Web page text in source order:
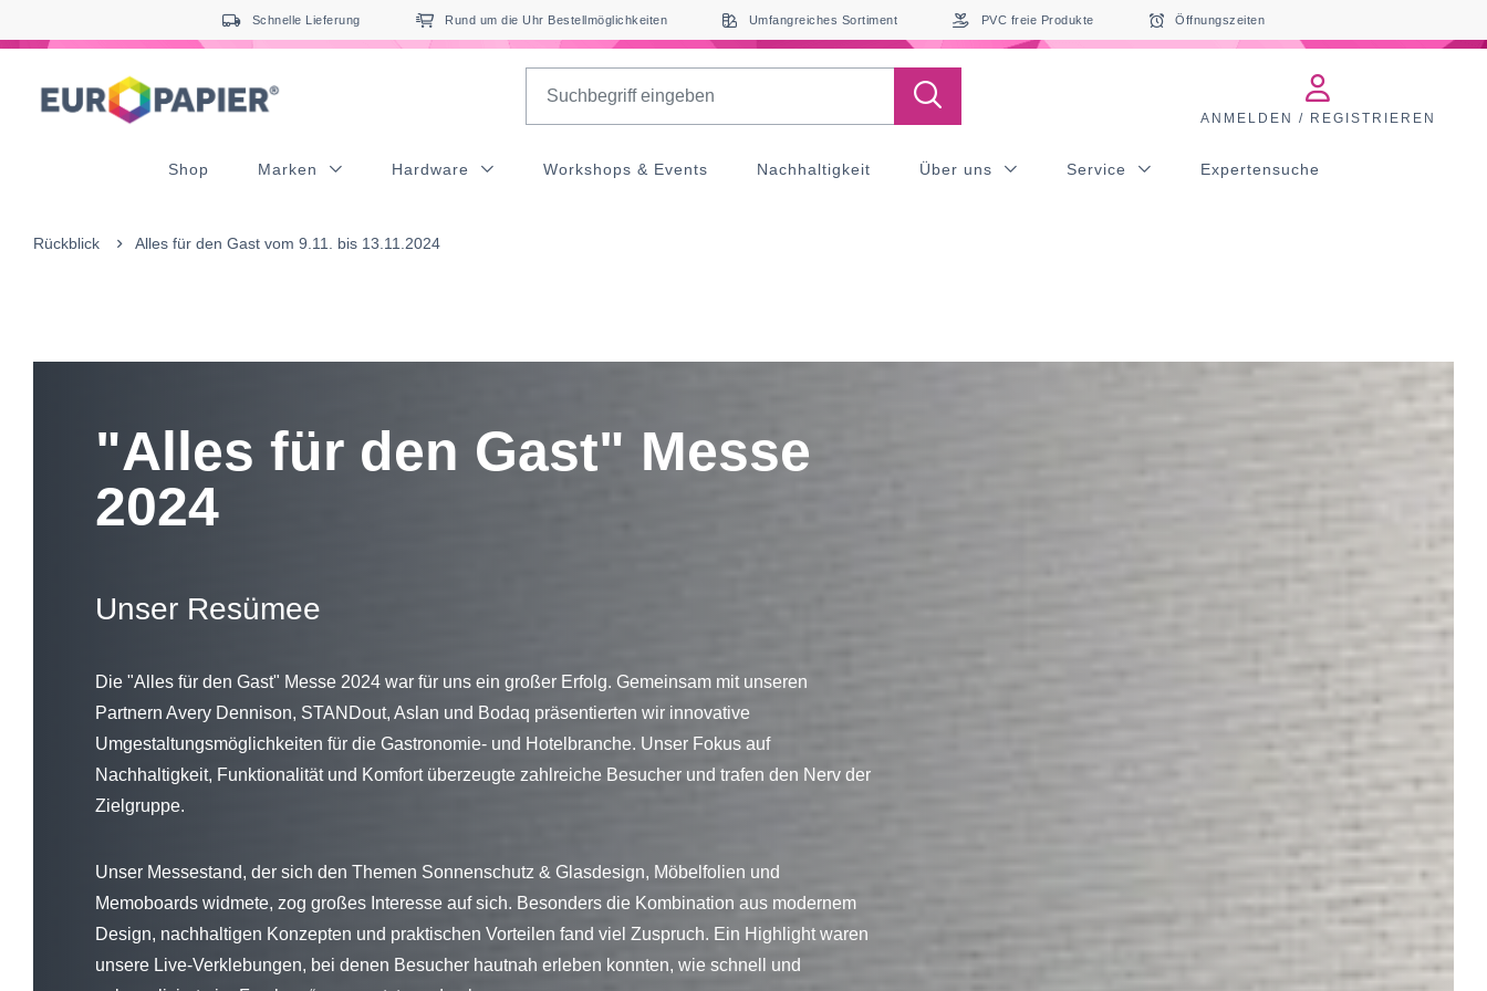
Schnelle Lieferung Rund um die Uhr Bestellmöglichkeiten Umfangreiches Sortiment PVC freie Produkte Öffnungszeiten
ANMELDEN / REGISTRIEREN
Shop Marken Hardware Workshops & Events Nachhaltigkeit Über uns Service Expertensuche
Rückblick Alles für den Gast vom 9.11. bis 13.11.2024
"Alles für den Gast" Messe
2024
Unser Resümee
Die "Alles für den Gast" Messe 2024 war für uns ein großer Erfolg. Gemeinsam mit unseren
Partnern Avery Dennison, STANDout, Aslan und Bodaq präsentierten wir innovative
Umgestaltungsmöglichkeiten für die Gastronomie- und Hotelbranche. Unser Fokus auf
Nachhaltigkeit, Funktionalität und Komfort überzeugte zahlreiche Besucher und trafen den Nerv der
Zielgruppe.
Unser Messestand, der sich den Themen Sonnenschutz & Glasdesign, Möbelfolien und
Memoboards widmete, zog großes Interesse auf sich. Besonders die Kombination aus modernem
Design, nachhaltigen Konzepten und praktischen Vorteilen fand viel Zuspruch. Ein Highlight waren
unsere Live-Verklebungen, bei denen Besucher hautnah erleben konnten, wie schnell und